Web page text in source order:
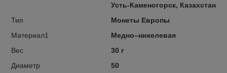
Усть-Каменогорск, Казахстан
Тип
Монеты Европы
Материал1
Медно–никелевая
Вес
30 г
Диаметр
50